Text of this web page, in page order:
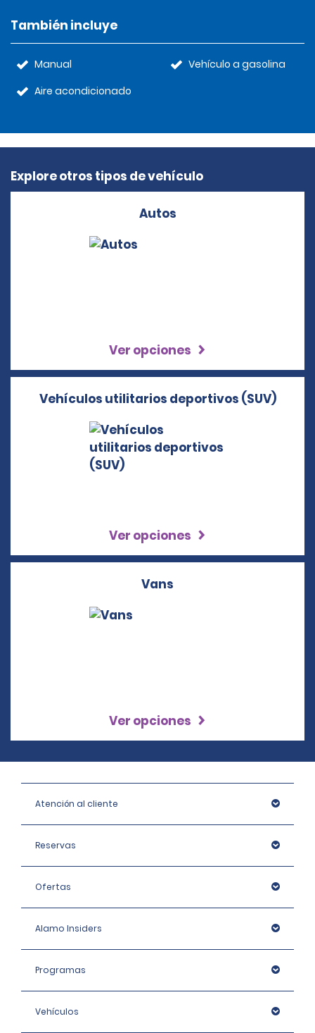
También incluye
Manual
Aire acondicionado
Vehículo a gasolina
Explore otros tipos de vehículo
Autos
Ver opciones
Vehículos utilitarios deportivos (SUV)
Ver opciones
Vans
Ver opciones
Atención al cliente
Reservas
Ofertas
Alamo Insiders
Programas
Vehículos